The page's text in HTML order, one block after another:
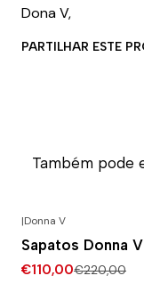
Dona V,
PARTILHAR ESTE
Também pode
|Donna V
Sapatos Donna
€110,00€220,00